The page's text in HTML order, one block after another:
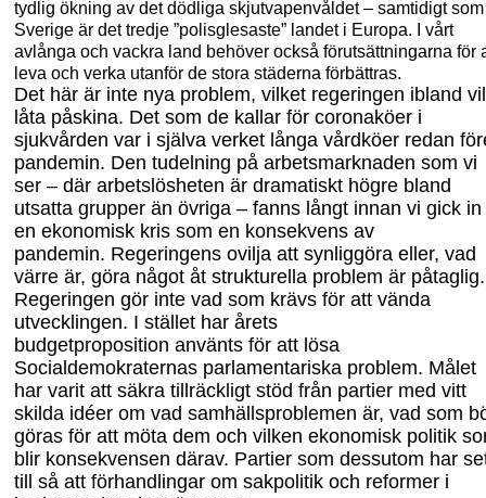
tydlig ökning av det dödliga skjutvapenvåldet – samtidigt som
Sverige är det tredje ”polisglesaste” landet i Europa.
I vårt
avlånga och vackra land behöver också förutsättningarna för
leva och verka utanför de stora städerna förbättras.
Det här är inte nya problem, vilket regeringen ibland
låta påskina. Det som de kallar för coronaköer i
sjukvården var i själva verket långa vårdköer redan
pandemin. Den tudelning på arbetsmarknaden som vi
ser – där arbetslösheten är dramatiskt högre bland
utsatta grupper än övriga – fanns långt innan vi gick in
en ekonomisk kris som en konsekvens av
pandemin. Regeringens ovilja att synliggöra eller, vad
värre är, göra något åt strukturella problem är påtaglig.
Regeringen gör inte vad som krävs för att vända
utvecklingen. I stället har årets
budgetproposition använts för att lösa
Socialdemokraternas parlamentariska problem. Målet
har varit att säkra tillräckligt stöd från partier med vitt
skilda idéer om vad samhällsproblemen är, vad som
göras för att möta dem och vilken ekonomisk politik
blir konsekvensen därav. Partier som dessutom har
till så att förhand lingar om sakpolitik och reformer i